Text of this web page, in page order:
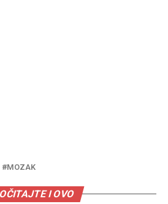
MOZAK
I OVO